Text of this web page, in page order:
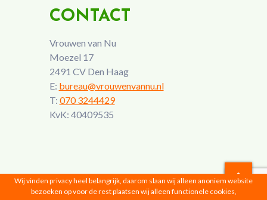
CONTACT
Vrouwen van Nu
Moezel 17
2491 CV Den Haag
E: bureau@vrouwenvannu.nl
T: 070 3244429
KvK: 40409535
Vrouwen van Nu © 2026 |Privacyverklaring
Wij vinden privacy heel belangrijk, daarom slaan wij alleen anoniem website
bezoeken op voor de rest plaatsen wij alleen functionele cookies,